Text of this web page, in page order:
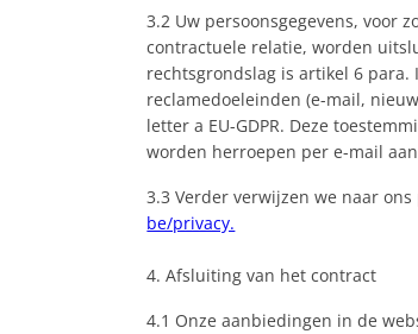
3.2 Uw persoonsgegevens, voor
contractuele relatie, worden
rechtsgrondslag is artikel 6 para.
reclamedoeleinden (e-mail,
letter a EU-GDPR. Deze
worden herroepen per e-mail
3.3 Verder verwijzen we naar
be/privacy.
4. Afsluiting van het contract
4.1 Onze aanbiedingen in de